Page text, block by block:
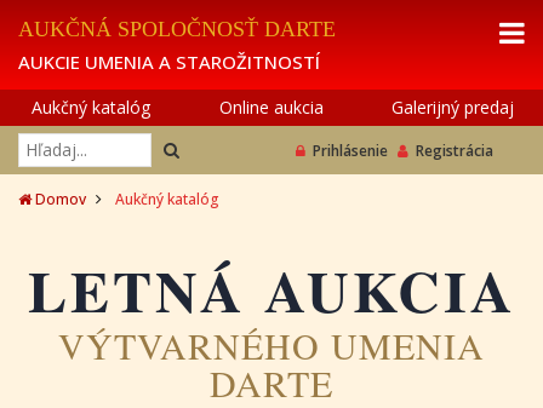
AUKČNÁ SPOLOČNOSŤ DARTE
AUKCIE UMENIA A STAROŽITNOSTÍ
Aukčný katalóg Online aukcia Galerijný predaj
Prihlásenie Registrácia
Domov Aukčný katalóg
LETNÁ AUKCIA
VÝTVARNÉHO UMENIA
DARTE